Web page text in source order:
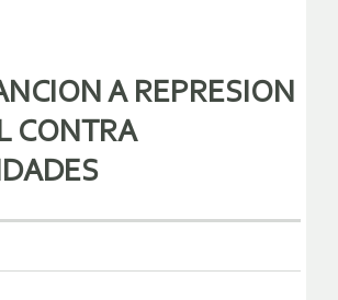
A REPRESION
CONTRA